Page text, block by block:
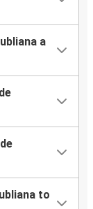
a
to